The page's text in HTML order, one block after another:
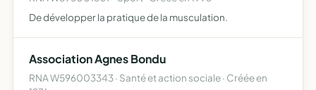
De développer la pratique de la musculation.
Association Agnes Bondu
RNA W596003343 · Santé et action sociale · Créée en